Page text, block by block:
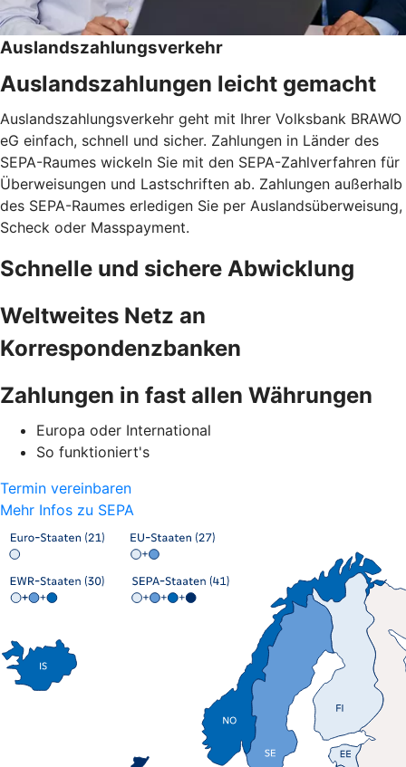
Auslandszahlungsverkehr
Auslandszahlungen leicht gemacht
Auslandszahlungsverkehr geht mit Ihrer Volksbank BRAWO
eG einfach, schnell und sicher. Zahlungen in Länder des
SEPA-Raumes wickeln Sie mit den SEPA-Zahlverfahren für
Überweisungen und Lastschriften ab. Zahlungen außerhalb
des SEPA-Raumes erledigen Sie per Auslandsüberweisung,
Scheck oder Masspayment.
Schnelle und sichere Abwicklung
Weltweites Netz an
Korrespondenzbanken
Zahlungen in fast allen Währungen
Europa oder International
So funktioniert's
Termin vereinbaren
Mehr Infos zu SEPA